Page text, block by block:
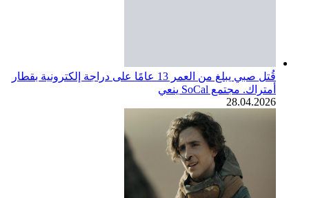
قُتل صبي يبلغ من العمر 13 عامًا على دراجة إلكترونية بقطار
أمتراك. مجتمع SoCal ينعي
28.04.2026